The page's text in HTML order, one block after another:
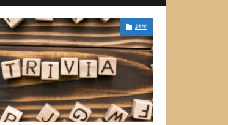
雑学